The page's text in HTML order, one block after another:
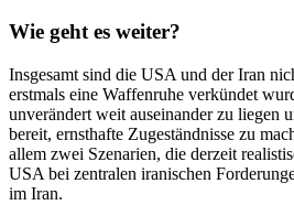
Wie geht es weiter?
Insgesamt sind die USA und der Iran
erstmals eine Waffenruhe verkündet
unverändert weit auseinander zu liegen
bereit, ernsthafte Zugeständnisse zu
allem zwei Szenarien, die derzeit
USA bei zentralen iranischen
im Iran.